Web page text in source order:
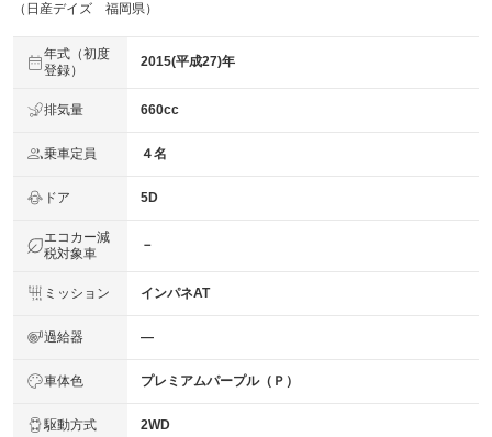
（日産デイズ 福岡県）
年式（初度
登録）
2015(平成27)年
排気量 660cc
乗車定員 ４名
ドア 5D
エコカー減
税対象車
－
ミッション インパネAT
過給器 ―
車体色 プレミアムパープル（Ｐ）
駆動方式 2WD